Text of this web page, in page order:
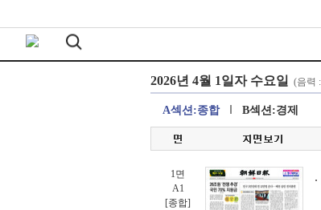
A섹션:종합 B섹션:경제
1면
A1
[종합]